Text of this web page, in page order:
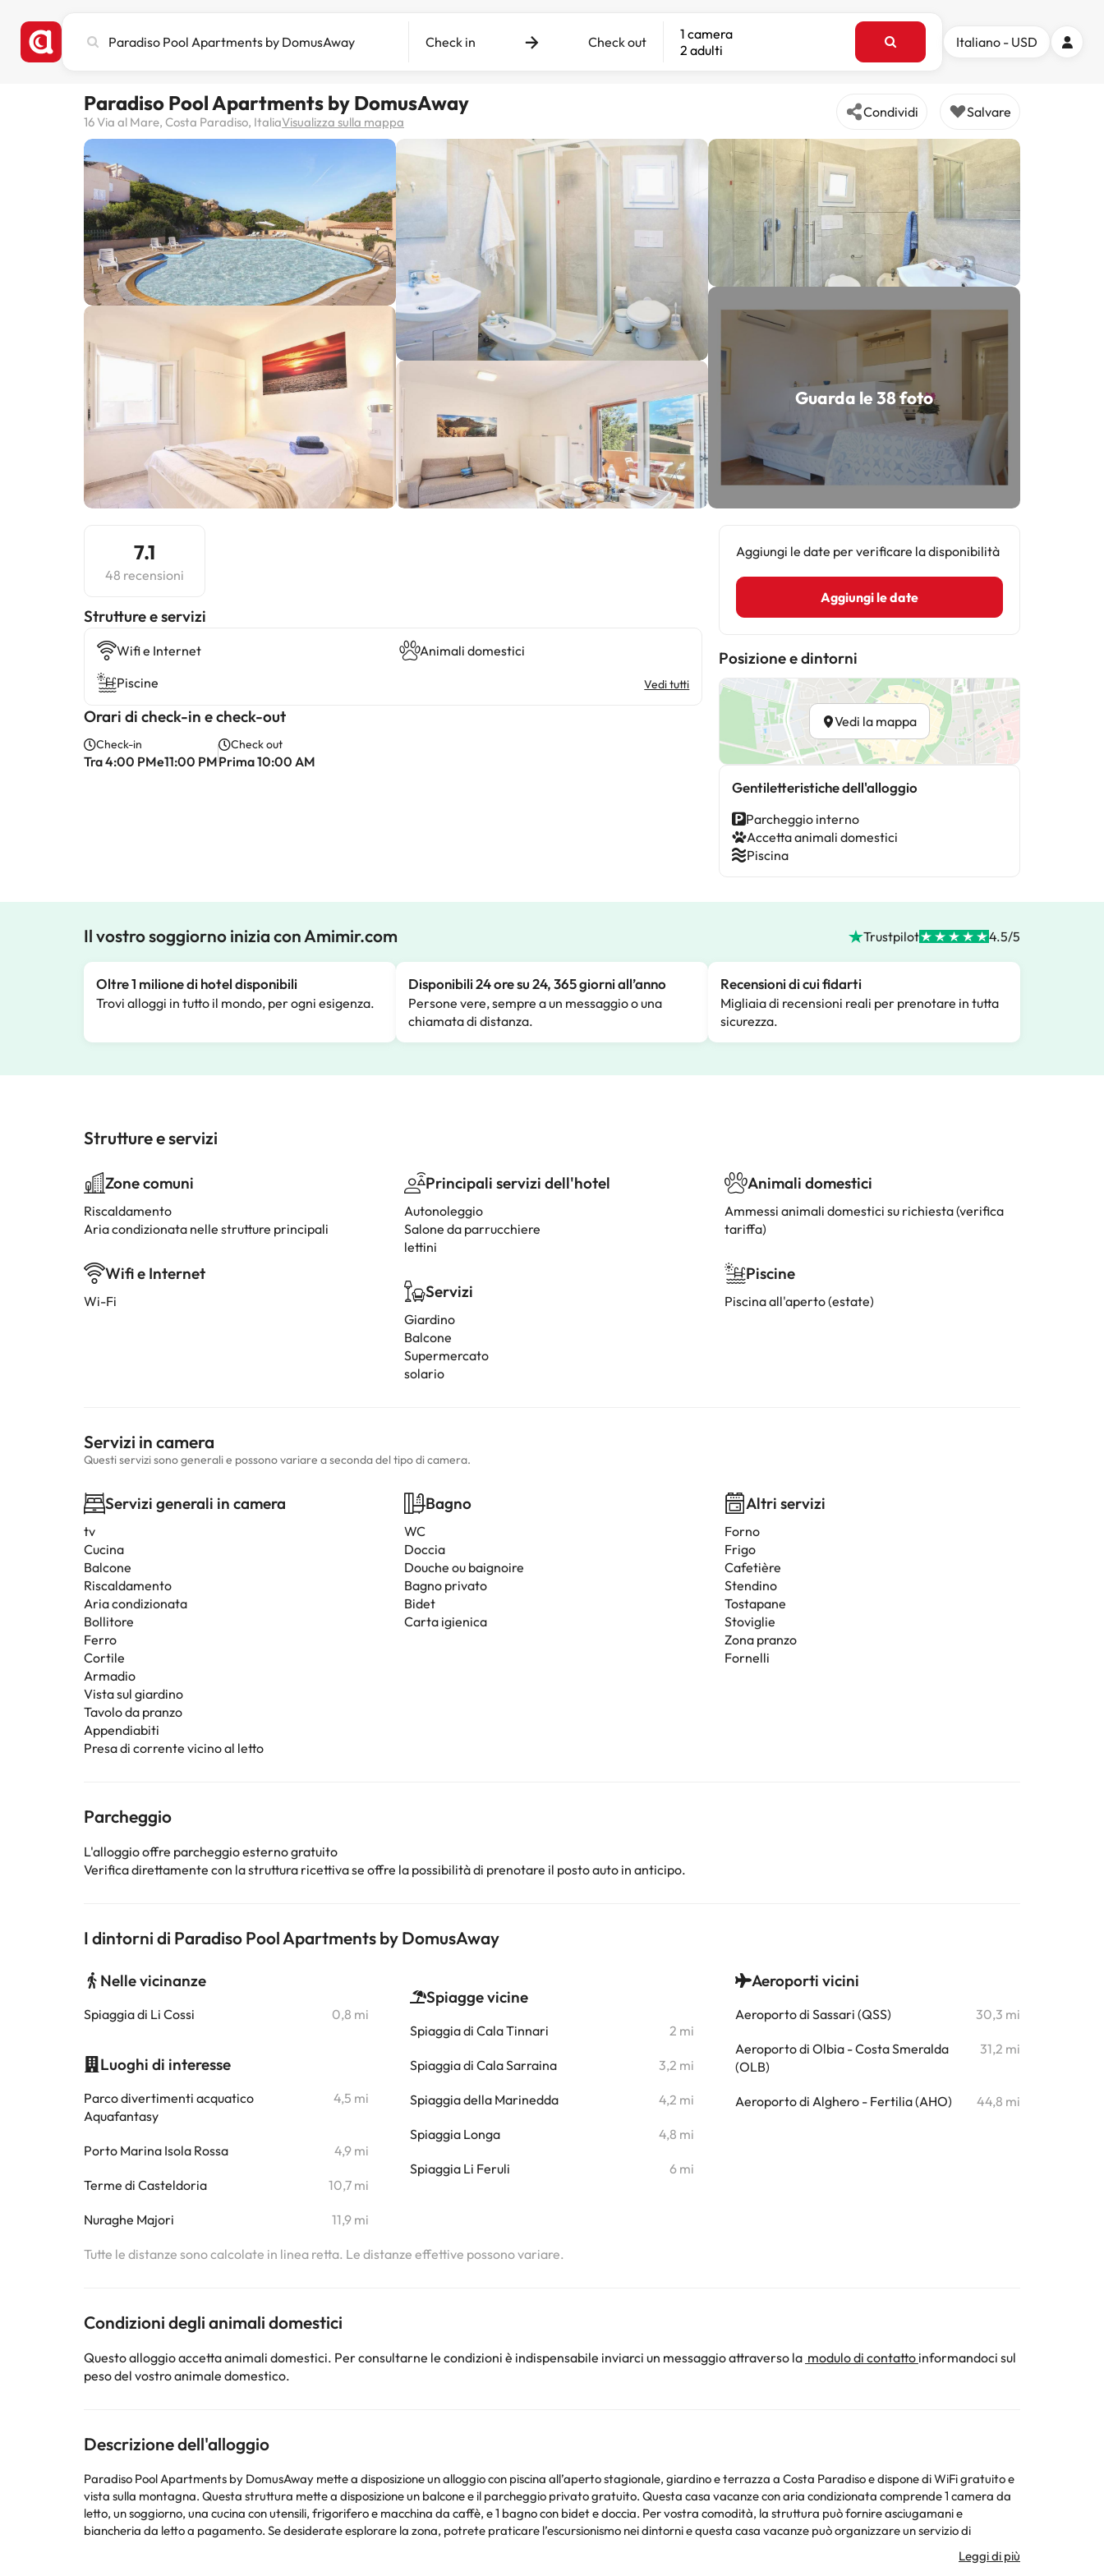
città,
destinazione
Check in Check out
1 camera
2 adulti
Italiano - USD
Paradiso Pool Apartments by DomusAway
16 Via al Mare, Costa Paradiso, ItaliaVisualizza sulla mappa
Condividi Salvare
Guarda le 38 foto
7.1
48 recensioni
​Strutture e servizi
Wifi e Internet
Animali domestici
Piscine
Vedi tutti
Orari di check-in e check-out
Check-in
Tra 4:00 PMe11:00 PM
Check out
Prima 10:00 AM
Aggiungi le date per verificare la disponibilità
Aggiungi le date
Posizione e dintorni
Vedi la mappa
Gentiletteristiche dell'alloggio
Parcheggio interno
Accetta animali domestici
Piscina
Il vostro soggiorno inizia con Amimir.com Trustpilot 4.5/5
Oltre 1 milione di hotel disponibili
Trovi alloggi in tutto il mondo, per ogni esigenza.
Disponibili 24 ore su 24, 365 giorni all’anno
Persone vere, sempre a un messaggio o una
chiamata di distanza.
Recensioni di cui fidarti
Migliaia di recensioni reali per prenotare in tutta
sicurezza.
Strutture e servizi
Zone comuni
Riscaldamento
Aria condizionata nelle strutture principali
Wifi e Internet
Wi-Fi
Principali servizi dell'hotel
Autonoleggio
Salone da parrucchiere
lettini
Servizi
Giardino
Balcone
Supermercato
solario
Animali domestici
Ammessi animali domestici su richiesta (verifica
tariffa)
Piscine
Piscina all'aperto (estate)
Servizi in camera
Questi servizi sono generali e possono variare a seconda del tipo di camera.
Servizi generali in camera
tv
Cucina
Balcone
Riscaldamento
Aria condizionata
Bollitore
Ferro
Cortile
Armadio
Vista sul giardino
Tavolo da pranzo
Appendiabiti
Presa di corrente vicino al letto
Bagno
WC
Doccia
Douche ou baignoire
Bagno privato
Bidet
Carta igienica
Altri servizi
Forno
Frigo
Cafetière
Stendino
Tostapane
Stoviglie
Zona pranzo
Fornelli
Parcheggio
L'alloggio offre parcheggio esterno gratuito
Verifica direttamente con la struttura ricettiva se offre la possibilità di prenotare il posto auto in anticipo.
I dintorni di Paradiso Pool Apartments by DomusAway
Nelle vicinanze
Spiaggia di Li Cossi 0,8 mi
Luoghi di interesse
Parco divertimenti acquatico
Aquafantasy
4,5 mi
Porto Marina Isola Rossa 4,9 mi
Terme di Casteldoria 10,7 mi
Nuraghe Majori 11,9 mi
Spiagge vicine
Spiaggia di Cala Tinnari 2 mi
Spiaggia di Cala Sarraina 3,2 mi
Spiaggia della Marinedda 4,2 mi
Spiaggia Longa 4,8 mi
Spiaggia Li Feruli 6 mi
Aeroporti vicini
Aeroporto di Sassari (QSS) 30,3 mi
Aeroporto di Olbia - Costa Smeralda
(OLB)
31,2 mi
Aeroporto di Alghero - Fertilia (AHO) 44,8 mi
Tutte le distanze sono calcolate in linea retta. Le distanze effettive possono variare.
Condizioni degli animali domestici
Questo alloggio accetta animali domestici. Per consultarne le condizioni è indispensabile inviarci un messaggio attraverso la modulo di contatto informandoci sul
peso del vostro animale domestico.
Descrizione dell'alloggio
Paradiso Pool Apartments by DomusAway mette a disposizione un alloggio con piscina all’aperto stagionale, giardino e terrazza a Costa Paradiso e dispone di WiFi gratuito e
vista sulla montagna. Questa struttura mette a disposizione un balcone e il parcheggio privato gratuito. Questa casa vacanze con aria condizionata comprende 1 camera da
letto, un soggiorno, una cucina con utensili, frigorifero e macchina da caffè, e 1 bagno con bidet e doccia. Per vostra comodità, la struttura può fornire asciugamani e
biancheria da letto a pagamento. Se desiderate esplorare la zona, potrete praticare l’escursionismo nei dintorni e questa casa vacanze può organizzare un servizio di